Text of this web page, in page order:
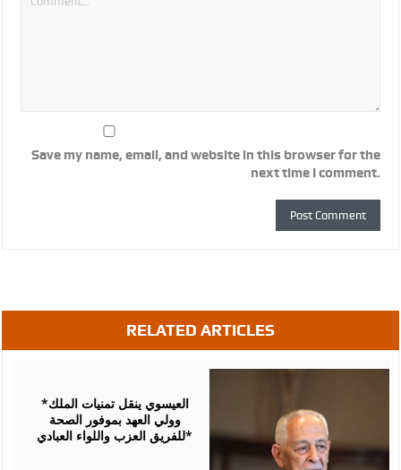
Save my name, email, and website in this browser for the
next time I comment.
RELATED ARTICLES
*العيسوي ينقل تمنيات الملك
وولي العهد بموفور الصحة
للفريق العزب واللواء العبادي*